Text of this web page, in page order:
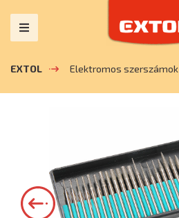
EXTOL Elektromos